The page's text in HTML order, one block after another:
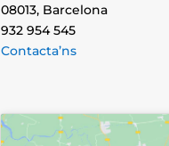
08013, Barcelona
932 954 545
Contacta’ns